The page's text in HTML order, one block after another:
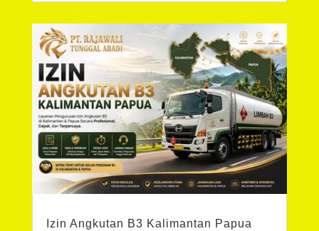
Izin Angkutan B3 Kalimantan Papua